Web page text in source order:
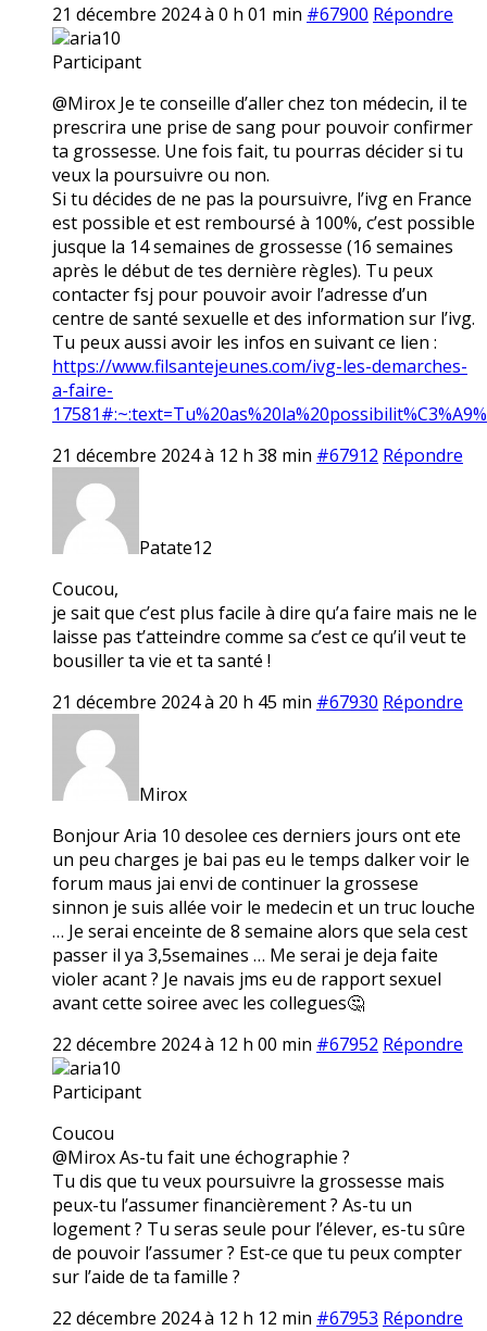
21 décembre 2024 à 0 h 01 min #67900 Répondre
aria10
Participant
@Mirox Je te conseille d’aller chez ton médecin, il te
prescrira une prise de sang pour pouvoir confirmer
ta grossesse. Une fois fait, tu pourras décider si tu
veux la poursuivre ou non.
Si tu décides de ne pas la poursuivre, l’ivg en France
est possible et est remboursé à 100%, c’est possible
jusque la 14 semaines de grossesse (16 semaines
après le début de tes dernière règles). Tu peux
contacter fsj pour pouvoir avoir l’adresse d’un
centre de santé sexuelle et des information sur l’ivg.
Tu peux aussi avoir les infos en suivant ce lien :
https://www.filsantejeunes.com/ivg-les-demarches-
a-faire-
21 décembre 2024 à 12 h 38 min #67912 Répondre
Patate12
Coucou,
je sait que c’est plus facile à dire qu’a faire mais ne le
laisse pas t’atteindre comme sa c’est ce qu’il veut te
bousiller ta vie et ta santé !
21 décembre 2024 à 20 h 45 min #67930 Répondre
Mirox
Bonjour Aria 10 desolee ces derniers jours ont ete
un peu charges je bai pas eu le temps dalker voir le
forum maus jai envi de continuer la grossese
sinnon je suis allée voir le medecin et un truc louche
… Je serai enceinte de 8 semaine alors que sela cest
passer il ya 3,5semaines … Me serai je deja faite
violer acant ? Je navais jms eu de rapport sexuel
avant cette soiree avec les collegues🤔
22 décembre 2024 à 12 h 00 min #67952 Répondre
aria10
Participant
Coucou
@Mirox As-tu fait une échographie ?
Tu dis que tu veux poursuivre la grossesse mais
peux-tu l’assumer financièrement ? As-tu un
logement ? Tu seras seule pour l’élever, es-tu sûre
de pouvoir l’assumer ? Est-ce que tu peux compter
sur l’aide de ta famille ?
22 décembre 2024 à 12 h 12 min #67953 Répondre